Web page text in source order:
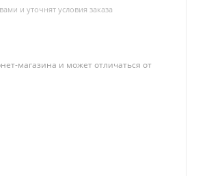
и уточнят условия заказа
магазина и может отличаться от